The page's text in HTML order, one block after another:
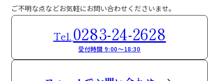
ご不明な点などお気軽にお問い合わせくださいませ。
Tel. 0283-24-2628
受付時間 9:00～18:30